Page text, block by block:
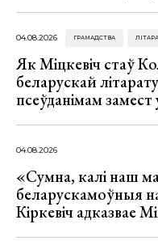
04.08.2026 ГРАМАДСТВА
Як Міцкевіч стаў
беларускай
псеўданімам замест
04.08.2026
«Сумна, калі наш
беларускамоўныя
Кіркевіч адказвае